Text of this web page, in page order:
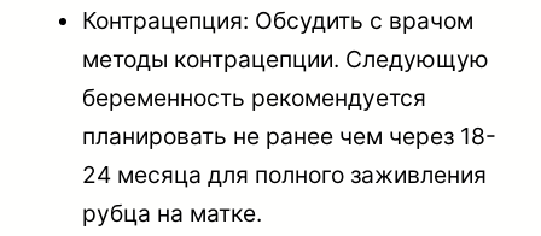
Контрацепция: Обсудить с врачом
методы контрацепции. Следующую
беременность рекомендуется
планировать не ранее чем через 18-
24 месяца для полного заживления
рубца на матке.